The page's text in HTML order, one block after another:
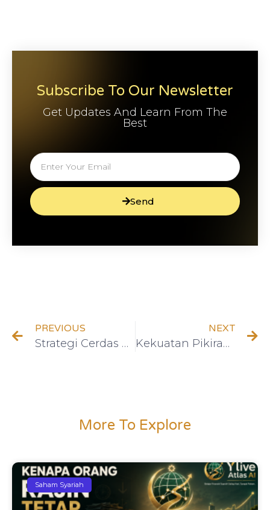
Subscribe To Our Newsletter
Get Updates And Learn From The
Best
Send
PREVIOUS
Strategi Cerdas untuk Memilih Saham Syariah yang Berkualitas
NEXT
Kekuatan Pikiran Positif: 7 Tokoh yang Mengubah Tantangan Menjadi Kesuksesan
More To Explore
Saham Syariah